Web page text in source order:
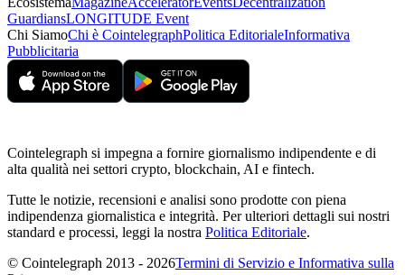
GuardiansLONGITUDE Event
Chi SiamoChi è CointelegraphPolitica EditorialeInformativa
Pubblicitaria
Cointelegraph si impegna a fornire giornalismo indipendente e di
alta qualità nei settori crypto, blockchain, AI e fintech.
Tutte le notizie, recensioni e analisi sono prodotte con piena
indipendenza giornalistica e integrità. Per ulteriori dettagli sui nostri
standard e processi, leggi la nostra Politica Editoriale.
© Cointelegraph 2013 - 2026Termini di Servizio e Informativa sulla